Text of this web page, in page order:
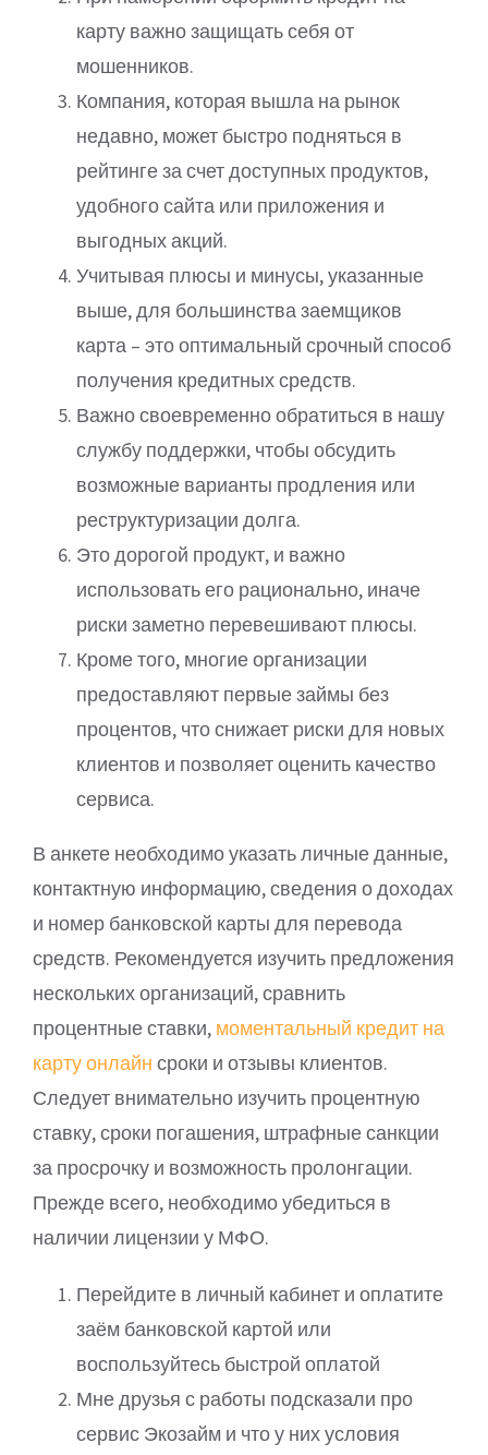
карту важно защищать себя от
мошенников.
Компания, которая вышла на рынок
недавно, может быстро подняться в
рейтинге за счет доступных продуктов,
удобного сайта или приложения и
выгодных акций.
Учитывая плюсы и минусы, указанные
выше, для большинства заемщиков
карта – это оптимальный срочный способ
получения кредитных средств.
Важно своевременно обратиться в нашу
службу поддержки, чтобы обсудить
возможные варианты продления или
реструктуризации долга.
Это дорогой продукт, и важно
использовать его рационально, иначе
риски заметно перевешивают плюсы.
Кроме того, многие организации
предоставляют первые займы без
процентов, что снижает риски для новых
клиентов и позволяет оценить качество
сервиса.
В анкете необходимо указать личные данные,
контактную информацию, сведения о доходах
и номер банковской карты для перевода
средств. Рекомендуется изучить предложения
нескольких организаций, сравнить
процентные ставки, моментальный кредит на
карту онлайн сроки и отзывы клиентов.
Следует внимательно изучить процентную
ставку, сроки погашения, штрафные санкции
за просрочку и возможность пролонгации.
Прежде всего, необходимо убедиться в
наличии лицензии у МФО.
Перейдите в личный кабинет и оплатите
заём банковской картой или
воспользуйтесь быстрой оплатой
Мне друзья с работы подсказали про
сервис Экозайм и что у них условия